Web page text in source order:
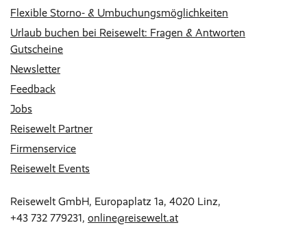
Flexible Storno- & Umbuchungsmöglichkeiten
Urlaub buchen bei Reisewelt: Fragen & Antworten
Gutscheine
Newsletter
Feedback
Jobs
Reisewelt Partner
Firmenservice
Reisewelt Events
Reisewelt GmbH, Europaplatz 1a, 4020 Linz,
+43 732 779231, online@reisewelt.at